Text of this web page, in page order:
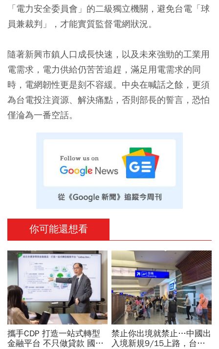
「電力安全委員會」的二級獨立機關，避免台電「球
員兼裁判」，才能實質監督電網狀況。
隨著新興市鎮人口成長快速，以及未來強勁的工業用
電需求，電力供給仍苦苦追趕，滿足用電需求的同
時，電網韌性更是刻不容緩。中央在喊話之餘，更須
為台電投注資源、解決痛點，否則部長的誓言，恐怕
僅淪為一番空話。
你可能還想看
攜手CDP 打造一站式轉型
金融平台 不只做貸款 國泰
禁止你出境就禁止…中國出
入境新規9/15上路，台灣